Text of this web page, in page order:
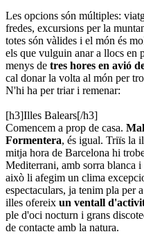
Les opcions són múltiples:
fredes, excursions per la
totes són vàlides i el món és
els que vulguin anar a llocs en
menys de tres hores en avió
cal donar la volta al món per
N'hi ha per triar i remenar:
[h3]Illes Balears[/h3]
Comencem a prop de casa.
Formentera, és igual. Triïs la
mitja hora de Barcelona hi
Mediterrani, amb sorra blanca
això li afegim un clima
espectaculars, ja tenim pla per
illes ofereix un ventall
ple d'oci nocturn i grans
de contacte